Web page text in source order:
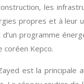
les
propres et à leur
programme
coréen Kepco.
est la principale